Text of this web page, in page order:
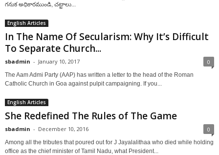
గనుక అధికారముండి, చట్టాలు...
English Articles
In The Name Of Secularism: Why It’s Difficult
To Separate Church...
sbadmin - January 10, 2017 0
The Aam Admi Party (AAP) has written a letter to the head of the Roman
Catholic Church in Goa against pulpit campaigning. If you...
English Articles
She Redefined The Rules of The Game
sbadmin - December 10, 2016 0
Among all the tributes that poured out for J Jayalalithaa who died while holding
office as the chief minister of Tamil Nadu, what President...